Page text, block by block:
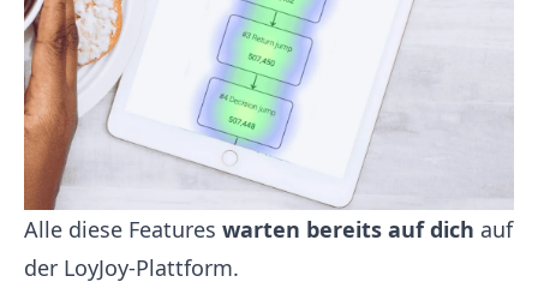
Alle diese Features warten bereits auf dich auf
der LoyJoy-Plattform.